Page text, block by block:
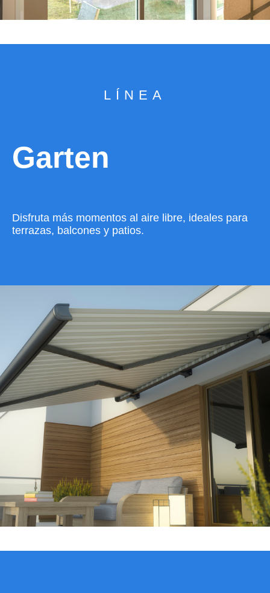
LÍNEA
Garten
Disfruta más momentos al aire libre, ideales para
terrazas, balcones y patios.
VER CATÁLOGO